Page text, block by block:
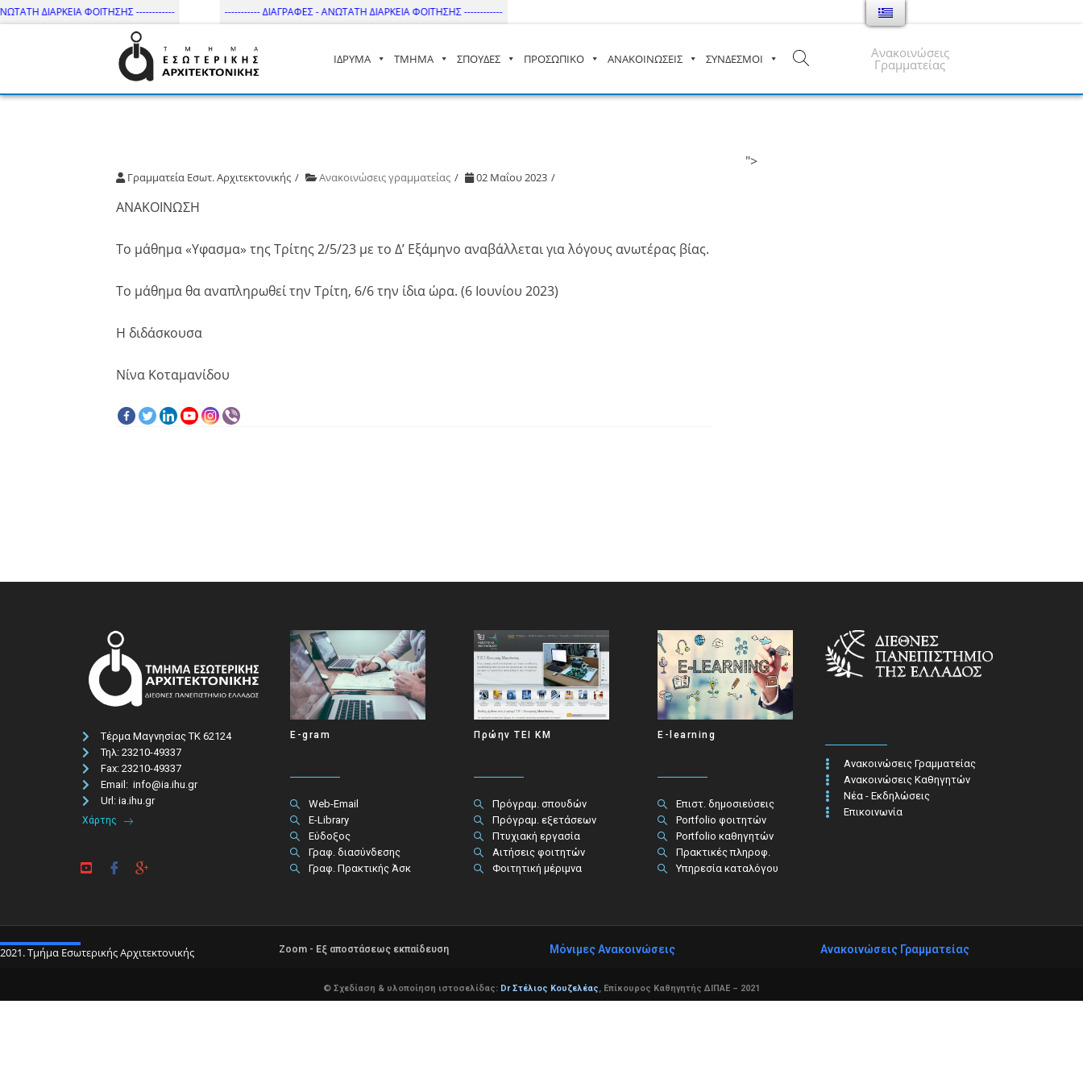
ΔΙΑΡΚΕΙΑ ΦΟΙΤΗΣΗΣ ------------ ----------- ΔΙΑΓΡΑΦΕΣ - ΑΝΩΤΑΤΗ ΔΙΑΡΚΕΙΑ ΦΟΙΤΗΣΗΣ ------------
Τμήμα Εσωτ. Αρχιτεκτονικής – ΔΙ.ΠΑ.Ε
ΙΔΡΥΜΑ ΤΜΗΜΑ ΣΠΟΥΔΕΣ ΠΡΟΣΩΠΙΚΟ ΑΝΑΚΟΙΝΩΣΕΙΣ ΣΥΝΔΕΣΜΟΙ Ανακοινώσεις
Γραμματείας
Γραμματεία Εσωτ. Αρχιτεκτονικής Ανακοινώσεις γραμματείας 02 Μαΐου 2023
ΑΝΑΚΟΙΝΩΣΗ
Το μάθημα «Υφασμα» της Τρίτης 2/5/23 με το Δ’ Εξάμηνο αναβάλλεται για λόγους ανωτέρας βίας.
Το μάθημα θα αναπληρωθεί την Τρίτη, 6/6 την ίδια ώρα. (6 Ιουνίου 2023)
Η διδάσκουσα
Νίνα Κοταμανίδου
">
Τέρμα Μαγνησίας ΤΚ 62124
Τηλ: 23210-49337​
Fax: 23210-49337
Email: info@ia.ihu.gr
Url: ia.ihu.gr
Χάρτης
E-gram
Web-Email
E-Library
Εύδοξος
Γραφ. διασύνδεσης
Γραφ. Πρακτικής Άσκ
Πρώην ΤΕΙ ΚΜ
Πρόγραμ. σπουδών
Πρόγραμ. εξετάσεων
Πτυχιακή εργασία
Αιτήσεις φοιτητών
Φοιτητική μέριμνα
E-learning
Επιστ. δημοσιεύσεις
Portfolio φοιτητών
Portfolio καθηγητών
Πρακτικές πληροφ.​
Υπηρεσία καταλόγου
Ανακοινώσεις Γραμματείας
Ανακοινώσεις Καθηγητών
Νέα - Εκδηλώσεις
Επικοινωνία
2021. Τμήμα Εσωτερικής Αρχιτεκτονικής Zoom - Εξ αποστάσεως εκπαίδευση Μόνιμες Ανακοινώσεις Ανακοινώσεις Γραμματείας
© Σχεδίαση & υλοποίηση ιστοσελίδας: Dr Στέλιος Κουζελέας Επίκουρος Καθηγητής ΔΙΠΑΕ – 2021